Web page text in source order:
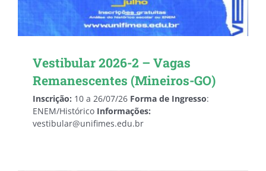
Vestibular 2026-2 – Vagas
Remanescentes (Mineiros-GO)
Inscrição: 10 a 26/07/26 Forma de Ingresso:
ENEM/Histórico Informações:
vestibular@unifimes.edu.br